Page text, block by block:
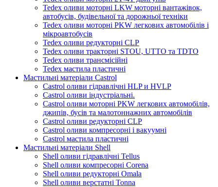
Tedex оливи моторні LKW моторні вантажівок,
автобусів, будівельної та дорожньої техніки
Tedex оливи моторні PKW легкових автомобілів і
мікроавтобусів
Tedex оливи редукторні CLP
Tedex оливи тракторні STOU, UTTO та TDTO
Tedex оливи трансмісійні
Tedex мастила пластичні
Мастильні матеріали Castrol
Castrol оливи гідравлічні HLP и HVLP
Castrol оливи індустріальні.
Castrol оливи моторні PKW легкових автомобілів,
джипів, бусів та малотоннажних автомобілів
Castrol оливи редукторні CLP
Castrol оливи компресорні і вакуумні
Castrol мастила пластичні
Мастильні матеріали Shell
Shell оливи гідравлічні Tellus
Shell оливи компресорні Corena
Shell оливи редукторні Omala
Shell оливи верстатні Tonna